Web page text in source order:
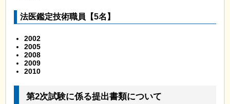
法医鑑定技術職員【5名】
2002
2005
2008
2009
2010
第2次試験に係る提出書類について